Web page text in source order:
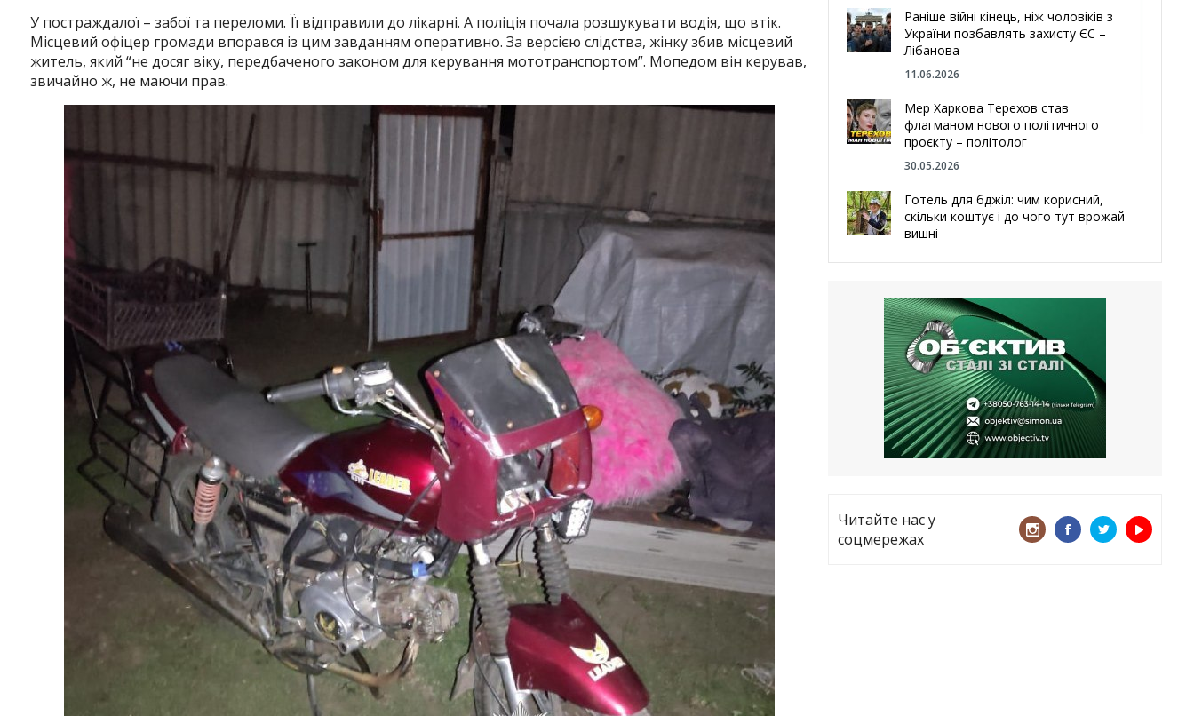
У постраждалої – забої та переломи. Її відправили до лікарні. А поліція почала розшукувати водія, що втік.
Місцевий офіцер громади впорався із цим завданням оперативно. За версією слідства, жінку збив місцевий
житель, який “не досяг віку, передбаченого законом для керування мототранспортом”. Мопедом він керував,
звичайно ж, не маючи прав.
Раніше війні кінець, ніж чоловіків з
України позбавлять захисту ЄС –
Лібанова
11.06.2026
Мер Харкова Терехов став
флагманом нового політичного
проєкту – політолог
30.05.2026
Готель для бджіл: чим корисний,
скільки коштує і до чого тут врожай
вишні
Чугуєва, міста, яке встояло попри
все
21.05.2026
«ТЦК порушує закон? Нехай
платять!» Як завдяки штрафу жінку
виключили з обліку
15.05.2026
Читайте нас у
соцмережах
InstagramFacebook
TwitterYoutube